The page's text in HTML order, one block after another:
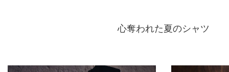
心奪われた夏のシャツ